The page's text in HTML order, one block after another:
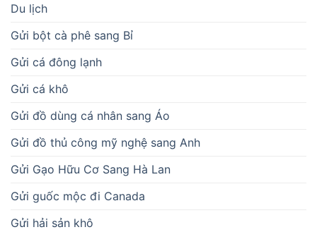
Du lịch
Gửi bột cà phê sang Bỉ
Gửi cá đông lạnh
Gửi cá khô
Gửi đồ dùng cá nhân sang Áo
Gửi đồ thủ công mỹ nghệ sang Anh
Gửi Gạo Hữu Cơ Sang Hà Lan
Gửi guốc mộc đi Canada
Gửi hải sản khô